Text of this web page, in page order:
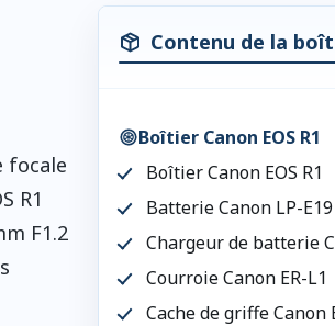
focale
R1
F1.2
Contenu de la
Boîtier Canon EOS R1
Boîtier Canon EOS R1
Batterie Canon LP-
Chargeur de batterie
Courroie Canon ER-L1
Cache de griffe Canon